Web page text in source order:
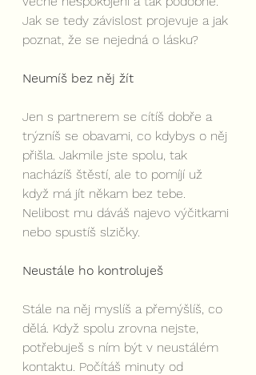
Jak se tedy závislost projevuje a jak
poznat, že se nejedná o lásku?
Neumíš bez něj žít
Jen s partnerem se cítíš dobře a
trýzníš se obavami, co kdybys o něj
přišla. Jakmile jste spolu, tak
nacházíš štěstí, ale to pomíjí už
když má jít někam bez tebe.
Nelibost mu dáváš najevo výčitkami
nebo spustíš slzičky.
Neustále ho kontroluješ
Stále na něj myslíš a přemýšlíš, co
dělá. Když spolu zrovna nejste,
potřebuješ s ním být v neustálém
kontaktu. Počítáš minuty od